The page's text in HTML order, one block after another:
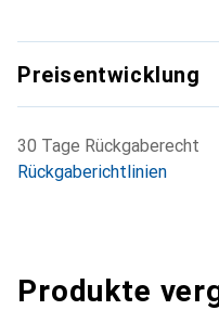
Preisentwicklung
30 Tage Rückgaberecht
Rückgaberichtlinien
Produkte